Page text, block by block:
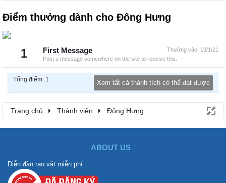
Điểm thưởng dành cho Đông Hưng
1 Thưởng vào: 13/1/21
First Message
Post a message somewhere on the site to receive this.
Tổng điểm: 1 Xem tất cả thành tích có thể đạt được
Trang chủ Thành viên Đông Hưng
ABOUT US
Diễn đàn rao vặt miễn phí